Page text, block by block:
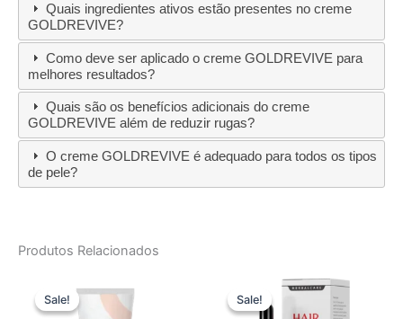
Quais ingredientes ativos estão presentes no creme
GOLDREVIVE?
Como deve ser aplicado o creme GOLDREVIVE para
melhores resultados?
Quais são os benefícios adicionais do creme
GOLDREVIVE além de reduzir rugas?
O creme GOLDREVIVE é adequado para todos os tipos
de pele?
Produtos Relacionados
Sale!
Sale! Sale!
Sale!